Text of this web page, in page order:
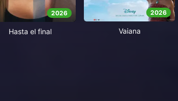
2026
Hasta el final
2026
Vaiana